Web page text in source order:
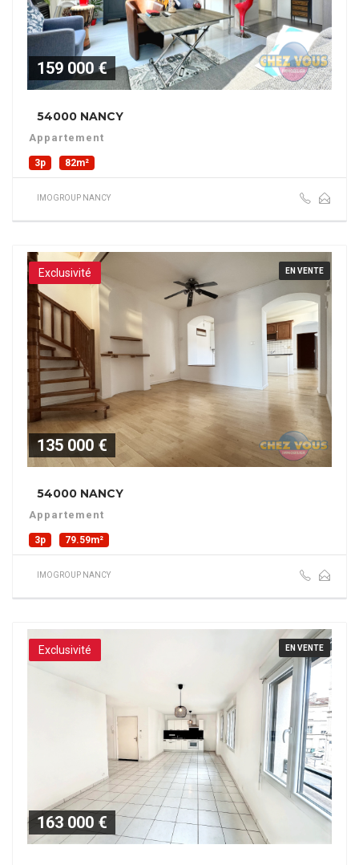
159 000 €
54000 NANCY
Appartement
3p 82m²
IMOGROUP NANCY
Exclusivité EN VENTE
135 000 €
54000 NANCY
Appartement
3p 79.59m²
IMOGROUP NANCY
Exclusivité EN VENTE
163 000 €